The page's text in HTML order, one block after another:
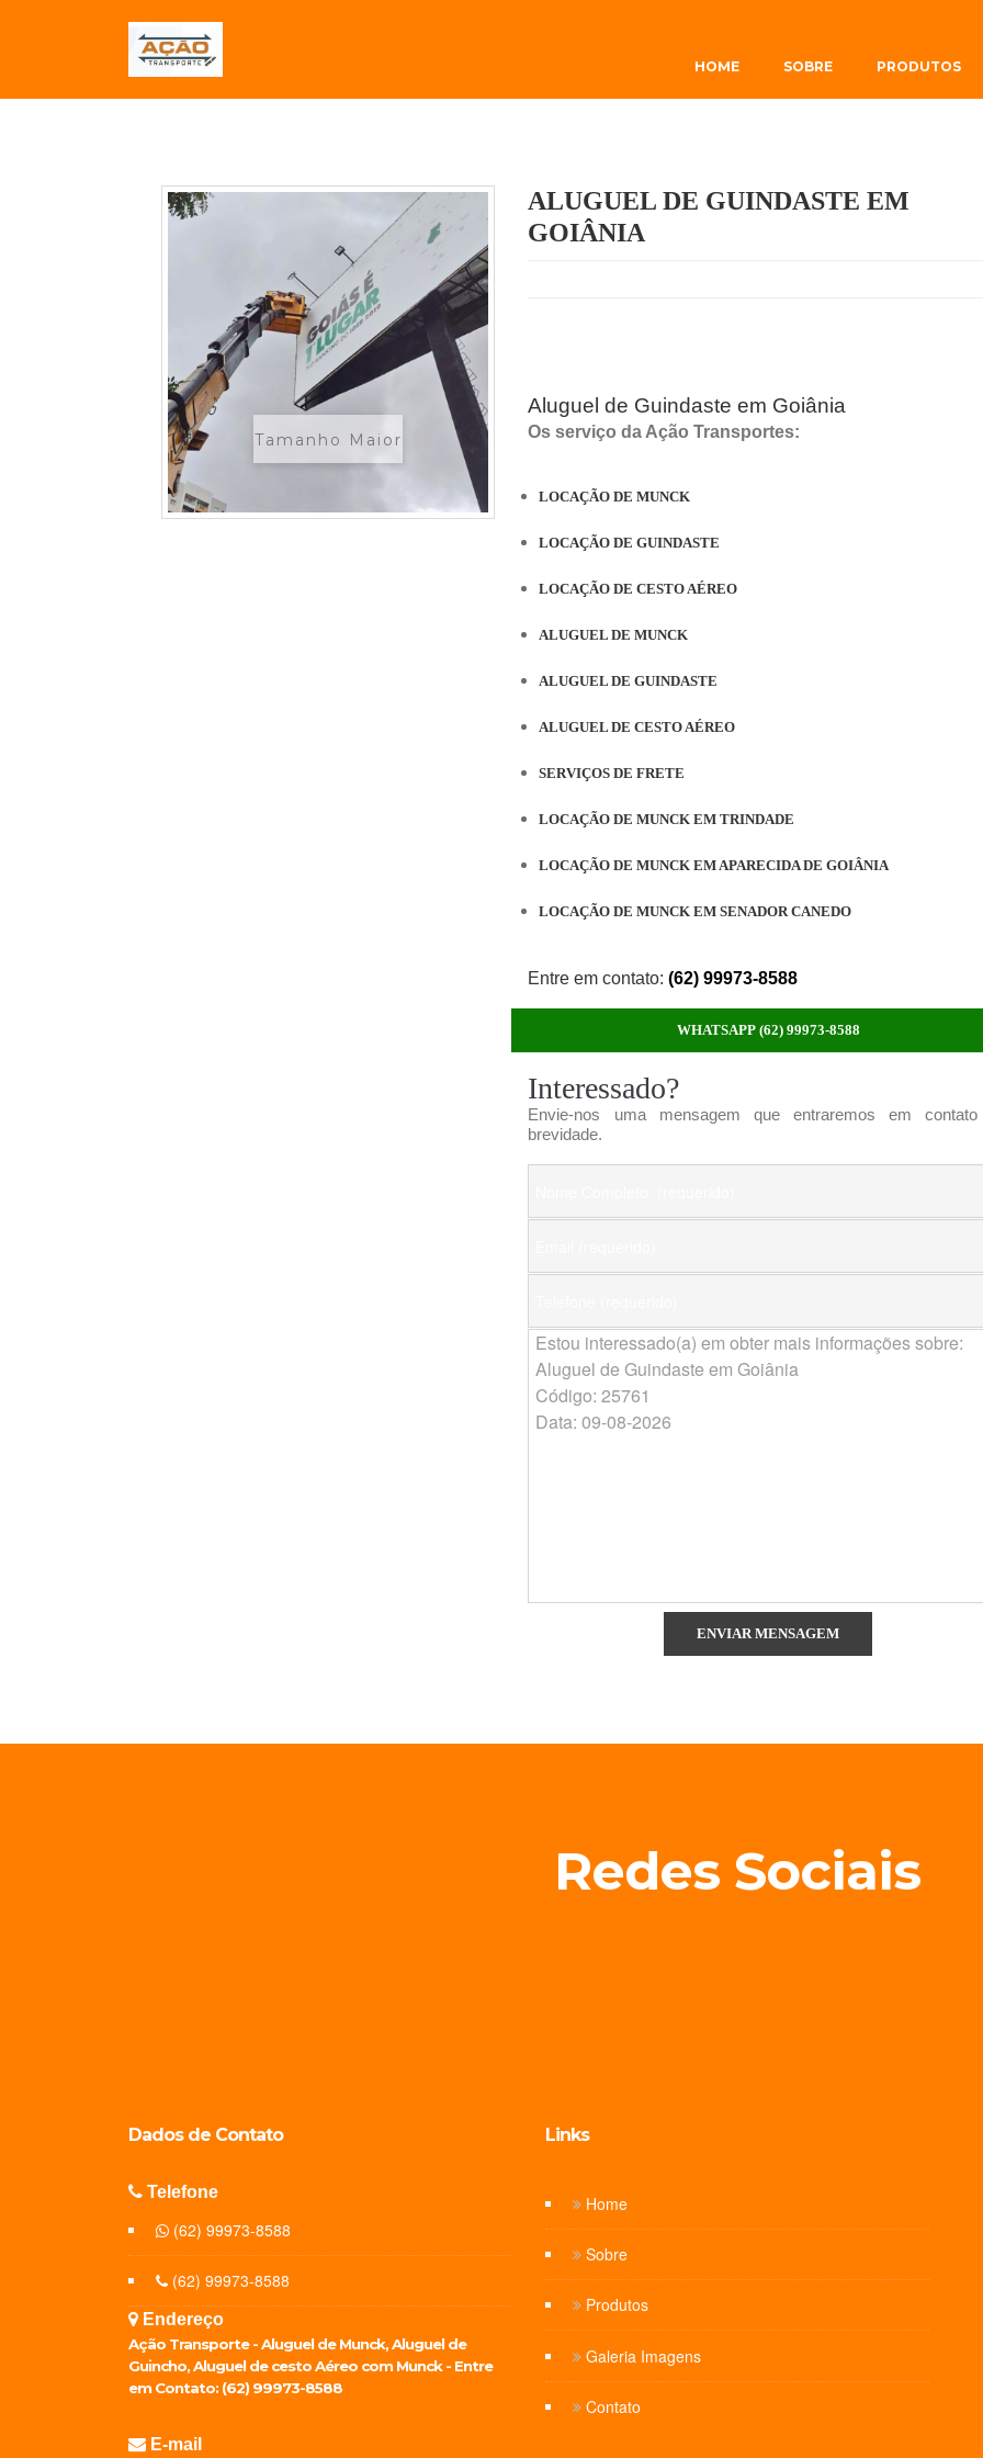
HOME SOBRE PRODUTOS
Tamanho Maior
ALUGUEL DE GUINDASTE EM
GOIÂNIA
Aluguel de Guindaste em Goiânia
Os serviço da Ação Transportes:
LOCAÇÃO DE MUNCK
LOCAÇÃO DE GUINDASTE
LOCAÇÃO DE CESTO AÉREO
ALUGUEL DE MUNCK
ALUGUEL DE GUINDASTE
ALUGUEL DE CESTO AÉREO
SERVIÇOS DE FRETE
LOCAÇÃO DE MUNCK EM TRINDADE
LOCAÇÃO DE MUNCK EM APARECIDA DE GOIÂNIA
LOCAÇÃO DE MUNCK EM SENADOR CANEDO
Entre em contato:(62) 99973-8588
WHATSAPP (62) 99973-8588
Interessado?
Envie-nos uma mensagem que entraremos em
brevidade.
Redes Sociais
Dados de Contato
Telefone
(62) 99973-8588
(62) 99973-8588
Endereço
Ação Transporte - Aluguel de Munck, Aluguel de
Guincho, Aluguel de cesto Aéreo com Munck - Entre
em Contato: (62) 99973-8588
E-mail
Links
Home
Sobre
Produtos
Galeria Imagens
Contato